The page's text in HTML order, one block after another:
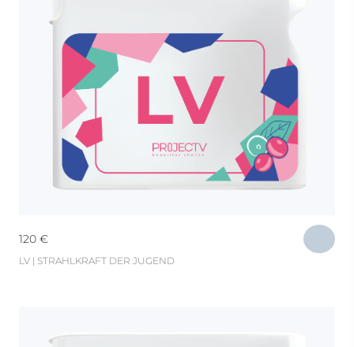
120 €
LV | STRAHLKRAFT DER JUGEND